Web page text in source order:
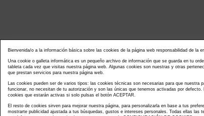
Noticias actualidad
Bienvenida/o a la información básica sobre las cookies de la página web responsabilidad de la
Una cookie o galleta informática es un pequeño archivo de información que se guarda en tu
tableta cada vez que visitas nuestra página web. Algunas cookies son nuestras y otras
que prestan servicios para nuestra página web.
Las cookies pueden ser de varios tipos: las cookies técnicas son necesarias para que nuestra
funcionar, no necesitan de tu autorización y son las únicas que tenemos activadas por
cookies que estarán activas si solo pulsas el botón ACEPTAR.
El resto de cookies sirven para mejorar nuestra página, para personalizarla en base a tus
mostrarte publicidad ajustada a tus búsquedas, gustos e intereses personales. Todas ellas las